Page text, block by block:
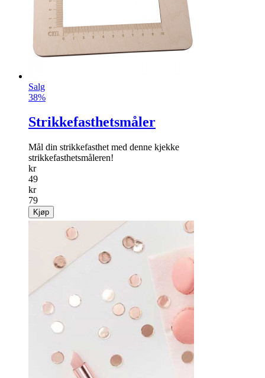
Salg
38%
Strikkefasthetsmåler
Mål din strikkefasthet med denne kjekke
strikkefasthetsmåleren!
kr
49
kr
79
Kjøp